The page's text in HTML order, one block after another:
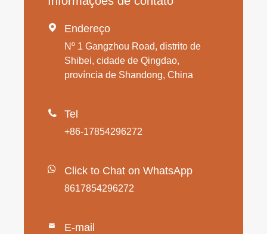
 Endereço
Nº 1 Gangzhou Road, distrito de
Shibei, cidade de Qingdao,
província de Shandong, China
 Tel
+86-17854296272
Click to Chat on WhatsApp
8617854296272
 E-mail